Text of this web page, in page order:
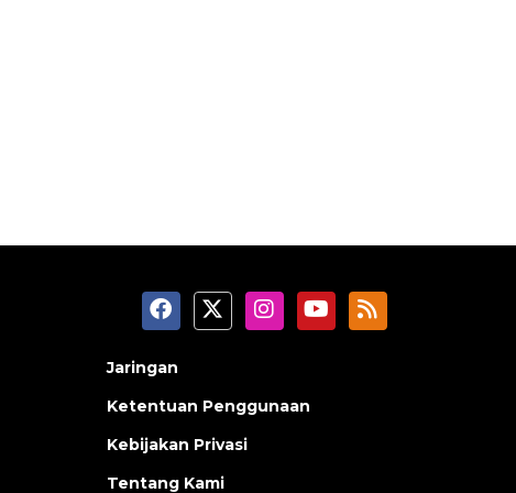
Jaringan
Ketentuan Penggunaan
Kebijakan Privasi
Tentang Kami